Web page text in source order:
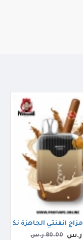
انفنتي الجاهزة نكهة كوبانو
80.00 ر.س